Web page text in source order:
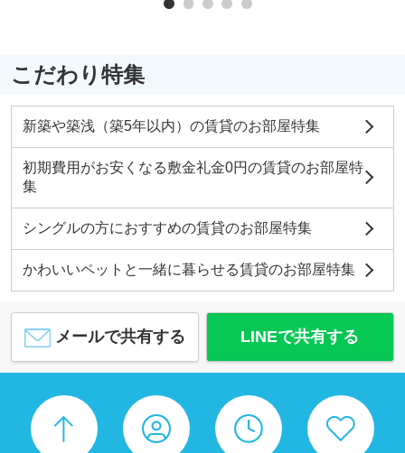
こだわり特集
新築や築浅（築5年以内）の賃貸のお部屋特集
初期費用がお安くなる敷金礼金0円の賃貸のお部屋特
集
シングルの方におすすめの賃貸のお部屋特集
かわいいペットと一緒に暮らせる賃貸のお部屋特集
メールで共有する LINEで共有する